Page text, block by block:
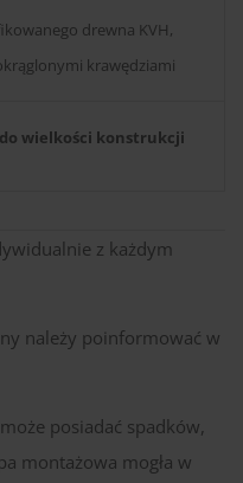
drewna KVH,
krawędziami
wielkości konstrukcji
z każdym
należy poinformować w
posiadać spadków,
montażowa mogła w